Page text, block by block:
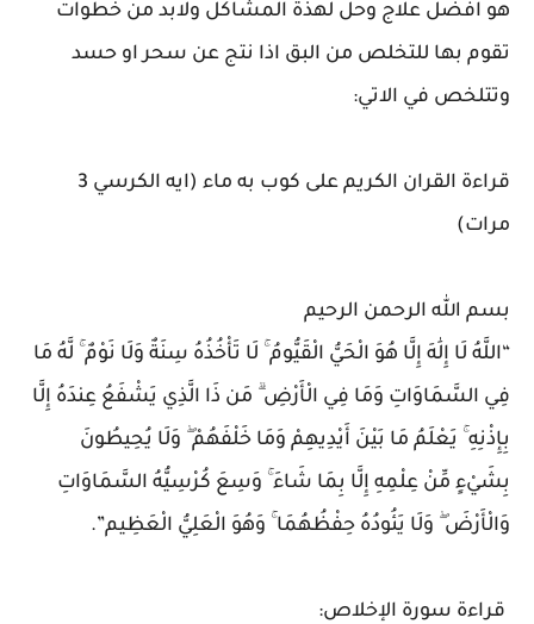
هو افضل علاج وحل لهذة المشاكل ولابد من خطوات
تقوم بها للتخلص من البق اذا نتج عن سحر او حسد
وتتلخص في الاتي:
قراءة القران الكريم على كوب به ماء (ايه الكرسي 3
مرات)
بسم الله الرحمن الرحيم
“اللَّهُ لَا إِلَٰهَ إِلَّا هُوَ الْحَيُّ الْقَيُّومُ ۚ لَا تَأْخُذُهُ سِنَةٌ وَلَا نَوْمٌ ۚ لَّهُ مَا
فِي السَّمَاوَاتِ وَمَا فِي الْأَرْضِ ۗ مَن ذَا الَّذِي يَشْفَعُ عِندَهُ إِلَّا
بِإِذْنِهِ ۚ يَعْلَمُ مَا بَيْنَ أَيْدِيهِمْ وَمَا خَلْفَهُمْ ۖ وَلَا يُحِيطُونَ
بِشَيْءٍ مِّنْ عِلْمِهِ إِلَّا بِمَا شَاءَ ۚ وَسِعَ كُرْسِيُّهُ السَّمَاوَاتِ
وَالْأَرْضَ ۖ وَلَا يَئُودُهُ حِفْظُهُمَا ۚ وَهُوَ الْعَلِيُّ الْعَظِيم”.
قراءة سورة الإخلاص: